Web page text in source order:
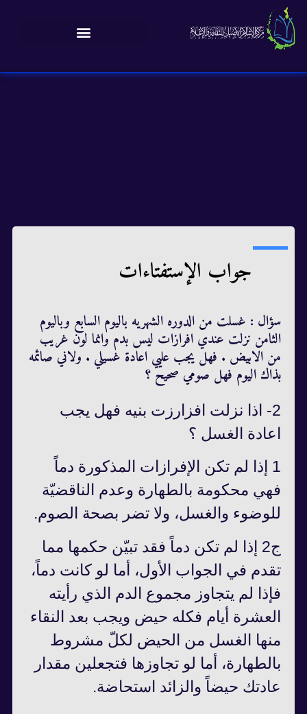
جواب الإستفتاءات
سؤال : غسلت من الدوره الشهريه باليوم السابع وباليوم
الثامن نزلت عندي افرازات ليس بدم وانما لون غريب
من الابيض . فهل يجب عليي اعادة غسيلي . ولاني صائمه
بذاك اليوم فهل صومي صحيح ؟
2- اذا نزلت افزارزت بنيه فهل يجب
اعادة الغسل ؟
1 إذا لم تكن الإفرازات المذكورة دماً
فهي محكومة بالطهارة وعدم الناقضيّة
للوضوء والغسل، ولا تضر بصحة الصوم.
ج2 إذا لم تكن دماً فقد تبيّن حكمها مما
تقدم في الجواب الأول، أما لو كانت دماً،
فإذا لم يتجاوز مجموع الدم الذي رأيته
العشرة أيام فكله حيض ويجب بعد النقاء
منها الغسل من الحيض لكلّ مشروط
بالطهارة، أما لو تجاوزها فتجعلين مقدار
عادتك حيضاً والزائد استحاضة.